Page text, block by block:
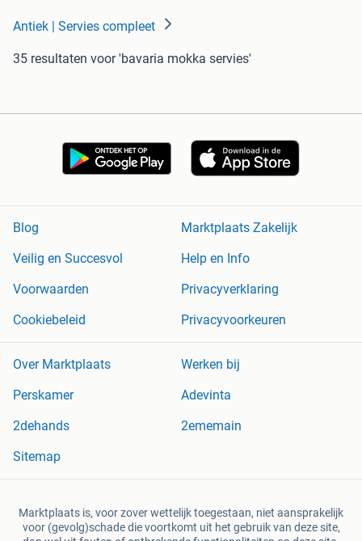
Antiek | Servies compleet
35 resultaten voor 'bavaria mokka servies'
Blog
Marktplaats Zakelijk
Veilig en Succesvol
Help en Info
Voorwaarden
Privacyverklaring
Cookiebeleid
Privacyvoorkeuren
Over Marktplaats
Werken bij
Perskamer
Adevinta
2dehands
2ememain
Sitemap
Marktplaats is, voor zover wettelijk toegestaan, niet aansprakelijk
voor (gevolg)schade die voortkomt uit het gebruik van deze site,